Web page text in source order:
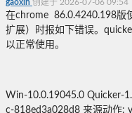
gaoxin 创建于 2026-07-06 09:54
在chrome 86.0.4240.198版
扩展）时报如下错误。
以正常使用。
Win-10.0.19045.0 Quicker-
c-818ed3a028d8 来源动作: